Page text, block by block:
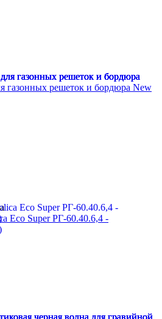
газонных решеток и бордюра New
Eco Super РГ-60.40.6,4 -